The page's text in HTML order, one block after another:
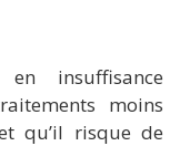
insuffisance
moins
qu’il risque de